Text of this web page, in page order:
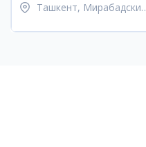
Ташкент, Мирабадский